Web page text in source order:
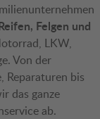
Felgen und
LKW,
Von der
Reparaturen bis
das ganze
ab.